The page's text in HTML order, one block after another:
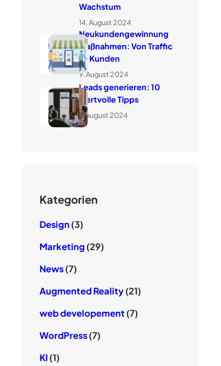
Wachstum
14. August 2024
Neukundengewinnung
Maßnahmen: Von Traffic
zu Kunden
9. August 2024
Leads generieren: 10
wertvolle Tipps
7. August 2024
Kategorien
Design (3)
Marketing (29)
News(7)
Augmented Reality(21)
web developement (7)
WordPress(7)
KI (1)